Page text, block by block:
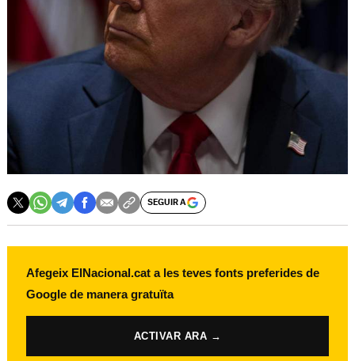
SEGUIR A
Afegeix ElNacional.cat a les teves fonts preferides de
Google de manera gratuïta
ACTIVAR ARA →